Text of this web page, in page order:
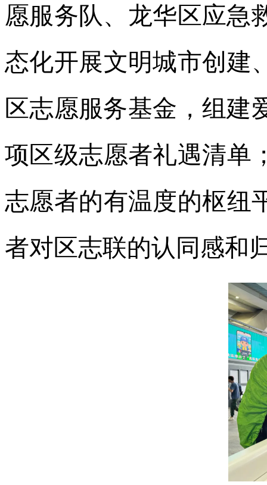
愿服务队、龙华区应急
态化开展文明城市创建
区志愿服务基金，组建
项区级志愿者礼遇清单
志愿者的有温度的枢纽
者对区志联的认同感和